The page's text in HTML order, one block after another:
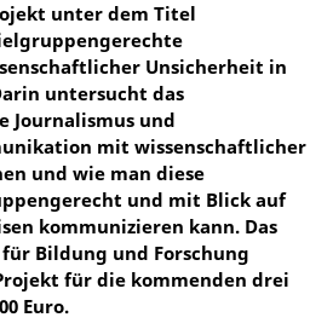
unter dem Titel
Unsicherheit in
untersucht das
Journalismus und
mit wissenschaftlicher
und wie man diese
und mit Blick auf
kommunizieren kann. Das
Bildung und Forschung
für die kommenden drei
Euro.